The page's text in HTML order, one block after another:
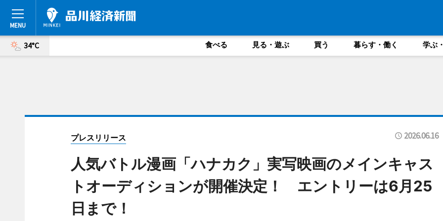
34°C 食べる 見る・遊ぶ 買う 暮らす・働く 学ぶ
プレスリリース 2026.06.16
人気バトル漫画「ハナカク」実写映画のメインキャス
トオーディションが開催決定！ エントリーは6月25
日まで！